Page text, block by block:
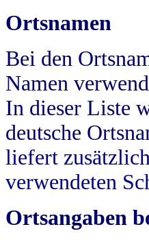
Ortsnamen
Bei den
Namen
In dieser Liste
deutsche
liefert
verwendeten
Ortsangaben